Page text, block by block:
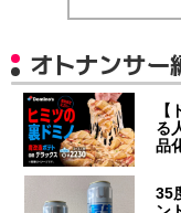
オトナンサ
る
品
35